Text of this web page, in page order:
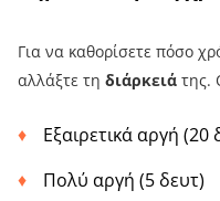
Για να καθορίσετε πόσο
αλλάξτε τη διάρκειά της.
Εξαιρετικά αργή (20
Πολύ αργή (5 δευτ)